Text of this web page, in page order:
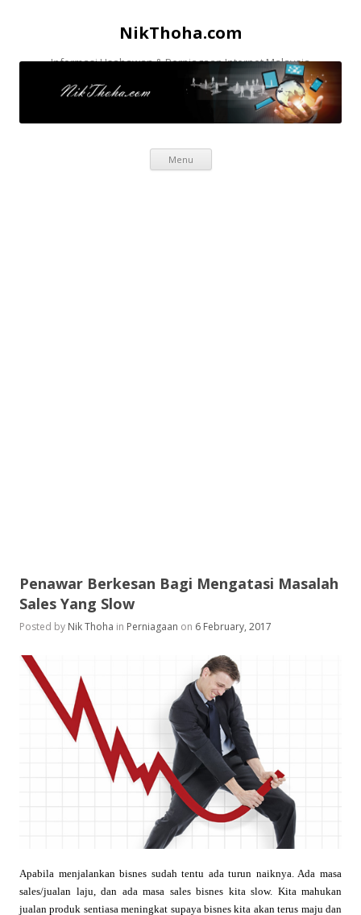
NikThoha.com
Informasi Usahawan & Perniagaan Internet Malaysia
Menu
Skip to content
Penawar Berkesan Bagi Mengatasi Masalah
Sales Yang Slow
Posted by Nik Thoha in Perniagaan on 6 February, 2017
Apabila menjalankan bisnes sudah tentu ada turun naiknya. Ada masa
sales/jualan laju, dan ada masa sales bisnes kita slow. Kita mahukan
jualan produk sentiasa meningkat supaya bisnes kita akan terus maju dan